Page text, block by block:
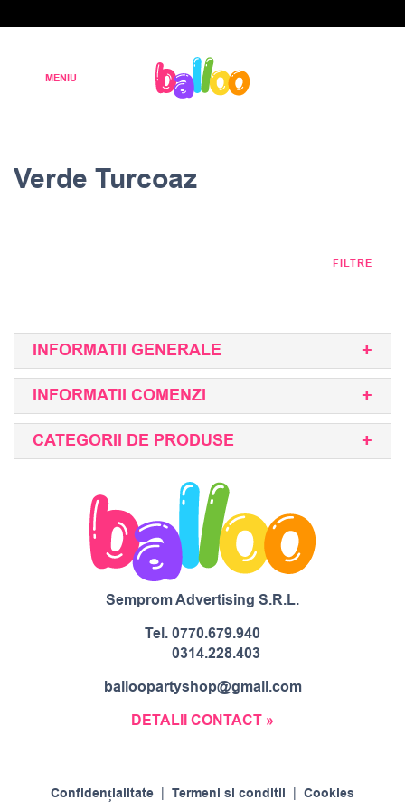
Verde Turcoaz
FILTRE
INFORMATII GENERALE
INFORMATII COMENZI
CATEGORII DE PRODUSE
Semprom Advertising S.R.L.
Tel.0770.679.940
0314.228.403
balloopartyshop@gmail.com
DETALII CONTACT »
Confidențialitate | Termeni si conditii | Cookies